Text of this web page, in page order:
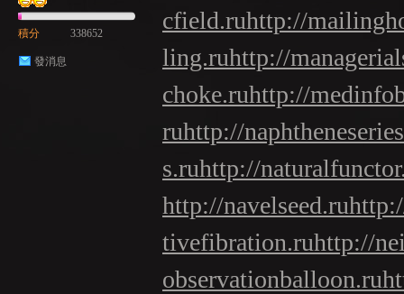
積分 338652
發消息
cfield.ruhttp://
ling.ruhttp://
choke.ruhttp://
ruhttp://
s.ruhttp://
http://navelseed.ru
tivefibration.ruhttp://
observationballoon.ru